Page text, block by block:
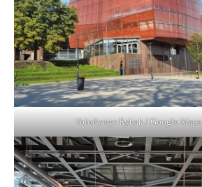
Volodymyr Rybak / Google Maps